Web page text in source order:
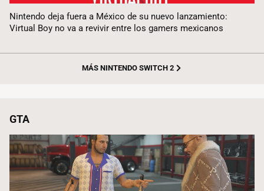
Nintendo deja fuera a México de su nuevo lanzamiento:
Virtual Boy no va a revivir entre los gamers mexicanos
MÁS NINTENDO SWITCH 2
GTA